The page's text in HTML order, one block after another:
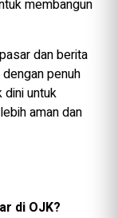
membangun
dan berita
penuh
untuk
aman dan
di OJK?